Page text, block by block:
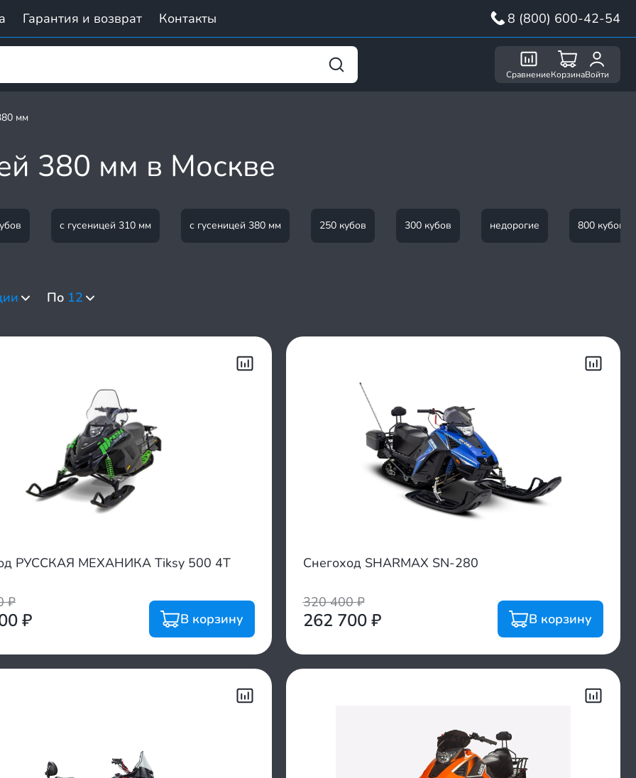
Гарантия и возврат Контакты 8 (800) 600-42-54
СравнениеКорзинаВойти
мм
380 мм в Москве
с гусеницей 310 мм с гусеницей 380 мм 250 кубов 300 кубов недорогие 800 кубов
По 12
РУССКАЯ МЕХАНИКА Tiksy 500 4Т
₽
₽ В корзину
Снегоход SHARMAX SN-280
320 400₽
262 700₽ В корзину